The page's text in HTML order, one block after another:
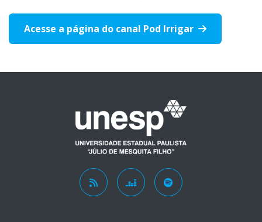
Acesse a página do canal Pod Irrigar